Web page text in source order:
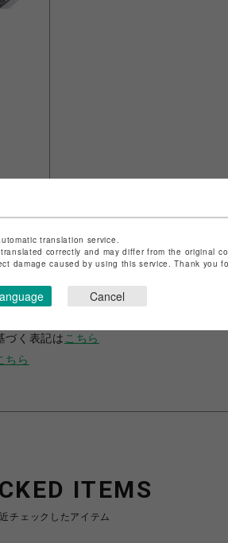
づく表記は こちら
ちら
ITEMS
チェックしたアイテム
translation service.
correctly and may differ from the original
damage caused by using this service. Thank you
Cancel